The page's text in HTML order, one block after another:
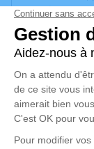
anecdote ou
ou des textes.
honorer la
Un service de